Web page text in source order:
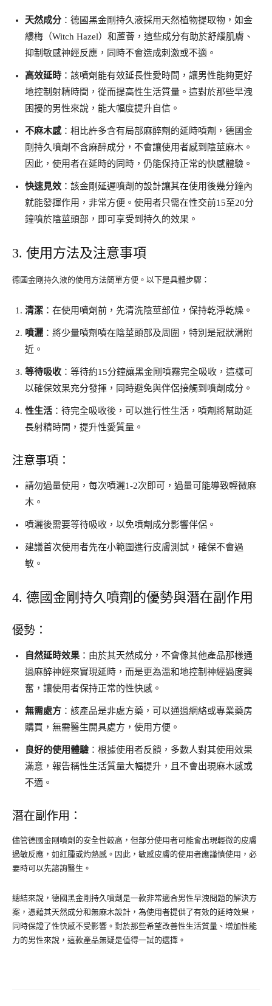
天然成分 ：德國黑金剛持久液採用天然植物提取物，如金
縷梅（Witch Hazel）和蘆薈，這些成分有助於舒緩肌膚、
抑制敏感神經反應，同時不會造成刺激或不適。
高效延時 ：該噴劑能有效延長性愛時間，讓男性能夠更好
地控制射精時間，從而提高性生活質量。這對於那些早洩
困擾的男性來說，能大幅度提升自信。
不麻木感：相比許多含有局部麻醉劑的延時噴劑，德國金
剛持久噴劑不含麻醉成分，不會讓使用者感到陰莖麻木。
因此，使用者在延時的同時，仍能保持正常的快感體驗。
快速見效 ：該金剛延遲噴劑的設計讓其在使用後幾分鐘內
就能發揮作用，非常方便。使用者只需在性交前15至20分
鐘噴於陰莖頭部，即可享受到持久的效果。
3. 使用方法及注意事項
德國金剛持久液的使用方法簡單方便。以下是具體步驟：
清潔 ：在使用噴劑前，先清洗陰莖部位，保持乾淨乾燥。
噴灑 ：將少量噴劑噴在陰莖頭部及周圍，特別是冠狀溝附
近。
等待吸收 ：等待約15分鐘讓黑金剛噴霧完全吸收，這樣可
以確保效果充分發揮，同時避免與伴侶接觸到噴劑成分。
性生活 ：待完全吸收後，可以進行性生活，噴劑將幫助延
長射精時間，提升性愛質量。
注意事項：
請勿過量使用，每次噴灑1-2次即可，過量可能導致輕微麻
木。
噴灑後需要等待吸收，以免噴劑成分影響伴侶。
建議首次使用者先在小範圍進行皮膚測試，確保不會過
敏。
4. 德國金剛持久噴劑的優勢與潛在副作用
優勢：
自然延時效果 ：由於其天然成分，不會像其他產品那樣通
過麻醉神經來實現延時，而是更為溫和地控制神經過度興
奮，讓使用者保持正常的性快感。
無需處方 ：該產品是非處方藥，可以通過網絡或專業藥房
購買，無需醫生開具處方，使用方便。
良好的使用體驗 ：根據使用者反饋，多數人對其使用效果
滿意，報告稱性生活質量大幅提升，且不會出現麻木感或
不適。
潛在副作用：
儘管德國金剛噴劑的安全性較高，但部分使用者可能會出現輕微的皮膚
過敏反應，如紅腫或灼熱感。因此，敏感皮膚的使用者應謹慎使用，必
要時可以先諮詢醫生。
總結來說，德國黑金剛持久噴劑是一款非常適合男性早洩問題的解決方
案，憑藉其天然成分和無麻木設計，為使用者提供了有效的延時效果，
同時保證了性快感不受影響。對於那些希望改善性生活質量、增加性能
力的男性來說，這款產品無疑是值得一試的選擇。